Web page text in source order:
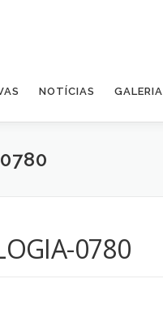
NOTÍCIAS GALERIA
0780